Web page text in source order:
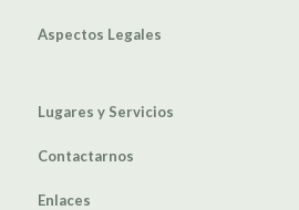
Aspectos Legales
Lugares y Servicios
Contactarnos
Enlaces